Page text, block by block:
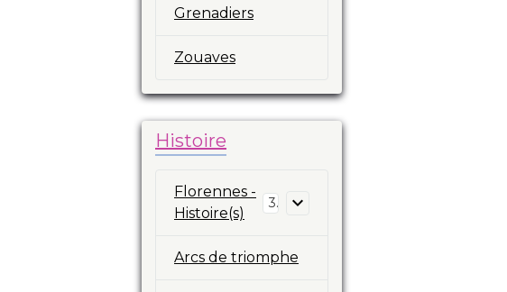
Grenadiers
Zouaves
Histoire
Florennes -
Histoire(s)
3
Arcs de triomphe